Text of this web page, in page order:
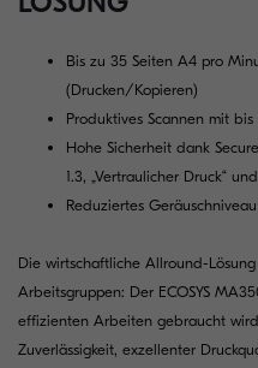
Bis zu 35 Seiten A4 pro
(Drucken/Kopieren)
Produktives Scannen mit
Hohe Sicherheit dank
1.3, „Vertraulicher Druck“
Reduziertes
Die wirtschaftliche Allround-
Arbeitsgruppen: Der ECOSYS
effizienten Arbeiten gebraucht
Zuverlässigkeit, exzellenter